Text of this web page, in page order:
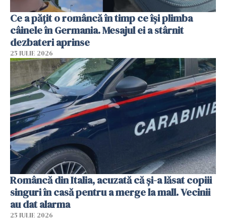
Ce a pățit o româncă în timp ce își plimba
câinele în Germania. Mesajul ei a stârnit
dezbateri aprinse
25 IULIE 2026
Româncă din Italia, acuzată că și-a lăsat copiii
singuri în casă pentru a merge la mall. Vecinii
au dat alarma
25 IULIE 2026